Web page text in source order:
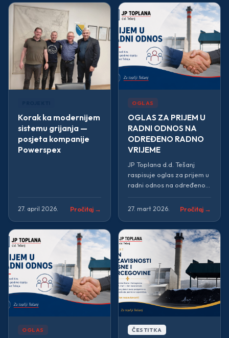
Korak ka modernijem
sistemu grijanja —
posjeta kompanije
Powerspex
27. april 2026. Pročitaj →
OGLAS
OGLAS ZA PRIJEM U
RADNI ODNOS NA
ODREĐENO RADNO
VRIJEME
JP Toplana d.d. Tešanj
raspisuje oglas za prijem u
radni odnos na određeno
27. mart 2026. Pročitaj →
OGLAS ČESTITKA